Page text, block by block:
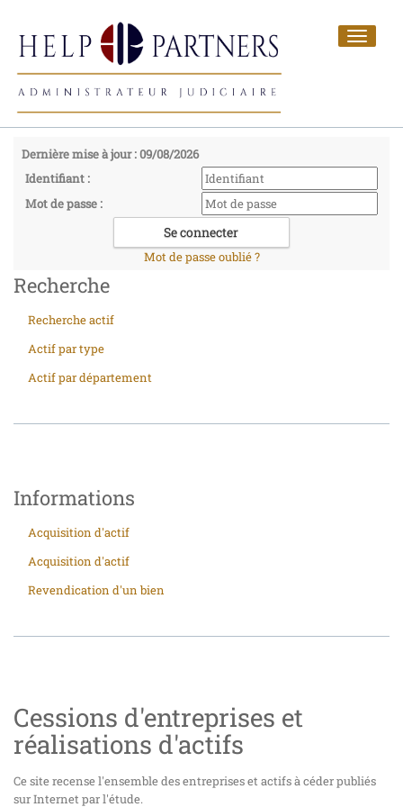
Toggle
Dernière mise à jour : 09/08/2026
Identifiant :
Mot de passe :
Mot de passe oublié ?
Recherche
Recherche actif
Actif par type
Actif par département
Informations
Acquisition d'actif
Acquisition d'actif
Revendication d'un bien
Cessions d'entreprises et
réalisations d'actifs
Ce site recense l'ensemble des entreprises et actifs à céder publiés
sur Internet par l'étude.